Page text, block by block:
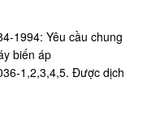
1994: Yêu cầu chung
biến áp
1,2,3,4,5. Được dịch